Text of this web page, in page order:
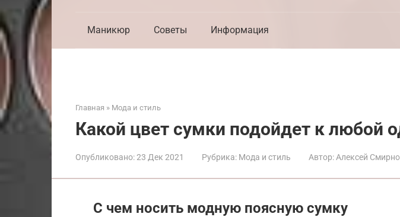
Маникюр Советы Информация
Главная » Мода и стиль
Какой цвет сумки подойдет к любой
Опубликовано:23 Дек 2021 Рубрика: Мода и стиль Автор: Алексей
С чем носить модную поясную сумку